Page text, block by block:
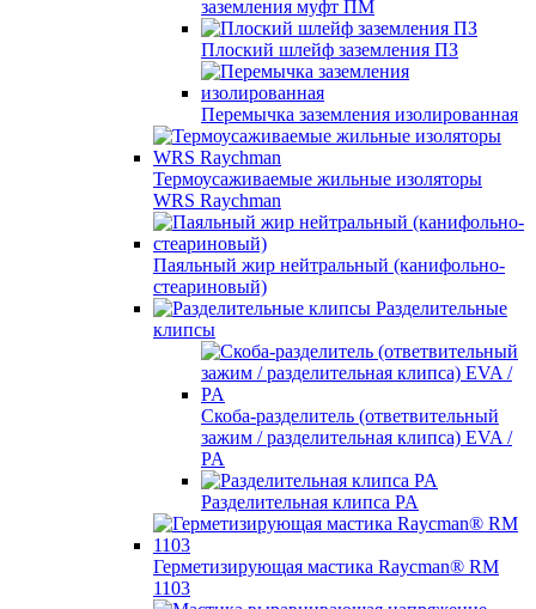
заземления муфт ПМ
Плоский шлейф заземления ПЗ
Перемычка заземления изолированная
Термоусаживаемые жильные изоляторы
WRS Raychman
Паяльный жир нейтральный (канифольно-
стеариновый)
Разделительные
клипсы
Скоба-разделитель (ответвительный
зажим / разделительная клипса) EVA /
PA
Разделительная клипса PA
Герметизирующая мастика Raycman® RM
1103